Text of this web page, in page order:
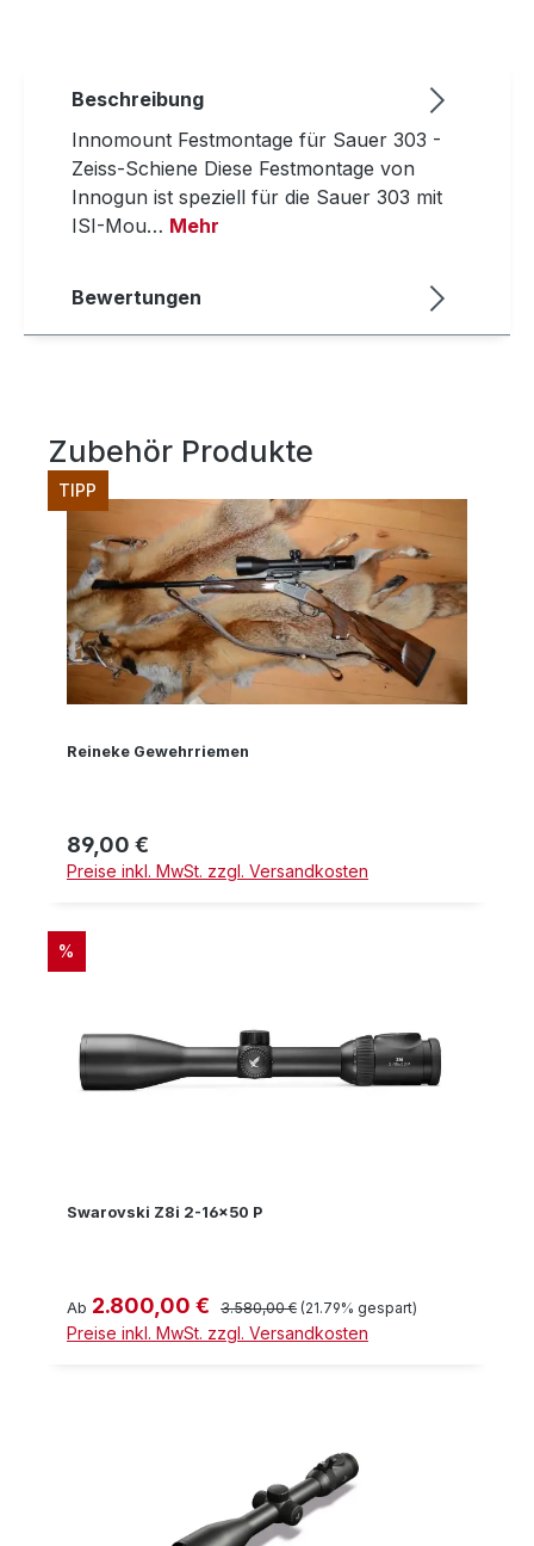
Beschreibung
Innomount Festmontage für Sauer 303 -
Zeiss-Schiene Diese Festmontage von
Innogun ist speziell für die Sauer 303 mit
ISI-Mou… Mehr
Bewertungen
Produktgalerie überspringen
Zubehör Produkte
TIPP
Reineke Gewehrriemen
Regulärer Preis:
89,00 €
Preise inkl. MwSt. zzgl. Versandkosten
RABATT
%
Swarovski Z8i 2-16x50 P
Verkaufspreis:
Ab 2.800,00 € Regulärer Preis:
3.580,00 € (21.79% gespart)
Preise inkl. MwSt. zzgl. Versandkosten